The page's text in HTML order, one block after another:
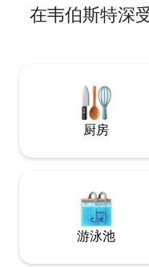
始水质而被视为马萨诸
之一。这栋迷人的小屋
古董展/跳蚤市场仅几分
景，步行即可抵达水边。
在韦伯斯特深
厨房
游泳池